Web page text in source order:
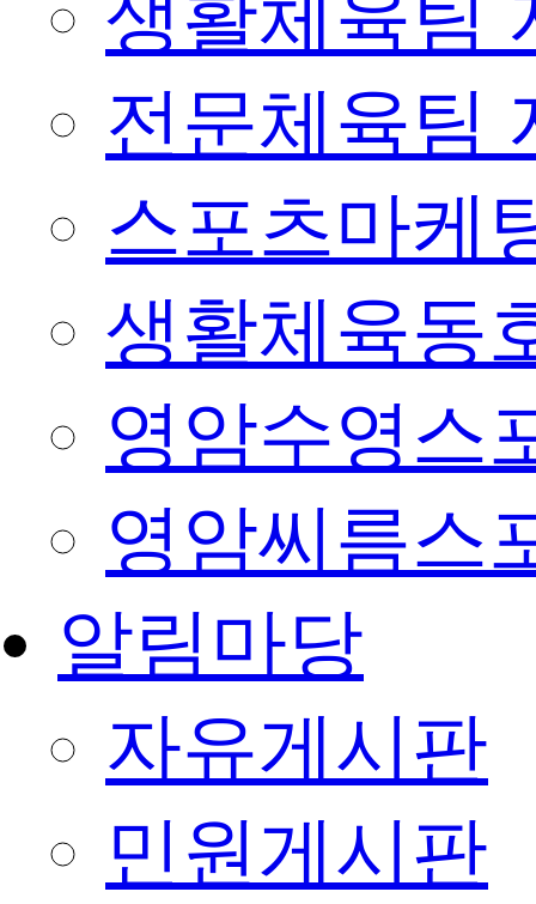
생활체육팀
전문체육팀
스포츠마케
생활체육동
영암수영스
영암씨름스
알림마당
자유게시판
민원게시판